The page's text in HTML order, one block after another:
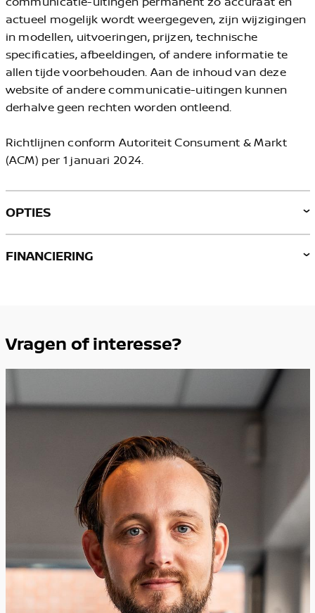
actueel mogelijk wordt weergegeven, zijn wijzigingen
in modellen, uitvoeringen, prijzen, technische
specificaties, afbeeldingen, of andere informatie te
allen tijde voorbehouden. Aan de inhoud van deze
website of andere communicatie-uitingen kunnen
derhalve geen rechten worden ontleend.
Richtlijnen conform Autoriteit Consument & Markt
(ACM) per 1 januari 2024.
OPTIES
FINANCIERING
Vragen of interesse?